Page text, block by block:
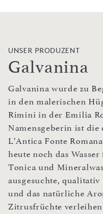
UNSER PRODUZENT
Galvanina
Galvanina wurde zu
in den malerischen
Rimini in der Emilia
Namensgeberin ist die
L’Antica Fonte
heute noch das
Tonica und
ausgesuchte,
und das natürliche
Zitrusfrüchte